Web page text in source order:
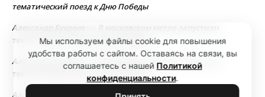
тематический поезд к Дню Победы
Александр Букреев
В московском метро запустили
тематический поезд к Дню Победы
Александр Букреев
В московском метро запустили
тематический поезд к Дню Победы
Александр Букреев
В московском метро запустили
Мы используем файлы cookie для повышения
удобства работы с сайтом. Оставаясь на связи, вы
соглашаетесь с нашей Политикой
конфиденциальности.